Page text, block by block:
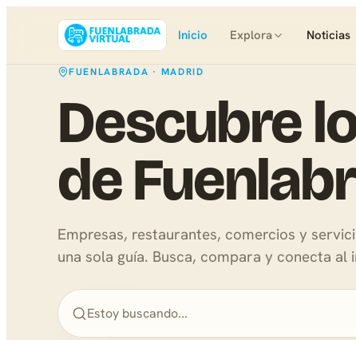
Inicio Explora Noticias
FUENLABRADA · MADRID
Descubre
de
Empresas, restaurantes, comercios y
una sola guía. Busca, compara y conecta al